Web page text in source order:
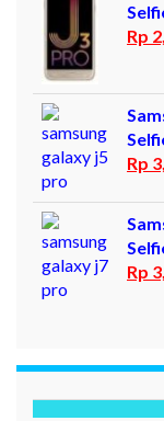
Rp
Rp
Rp